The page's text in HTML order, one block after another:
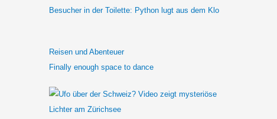
Besucher in der Toilette: Python lugt aus dem Klo
Reisen und Abenteuer
Finally enough space to dance